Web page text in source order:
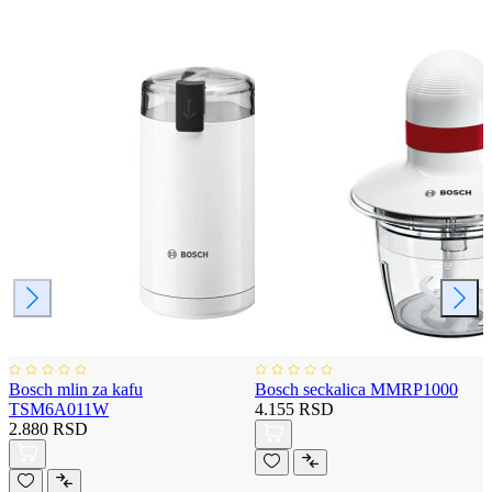
Bosch mlin za kafu
TSM6A011W
2.880 RSD
Bosch seckalica MMRP1000
4.155 RSD